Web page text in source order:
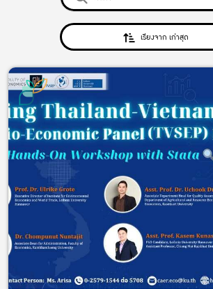
เรียงจาก เก่าสุด